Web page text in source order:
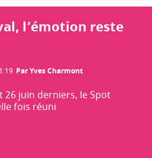
l’émotion reste
ParYves Charmont
26 juin derniers, le Spot
fois réuni